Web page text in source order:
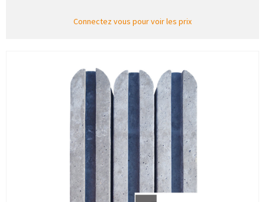
Connectez vous pour voir les prix